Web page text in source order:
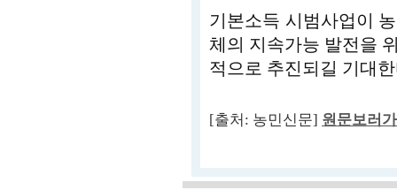
기본소득 시범사업이
체의 지속가능 발전을
적으로 추진되길 기대
[출처: 농민신문] 원문보러